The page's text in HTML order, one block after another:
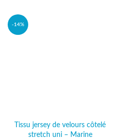
-14%
Tissu jersey de velours côtelé
stretch uni – Marine